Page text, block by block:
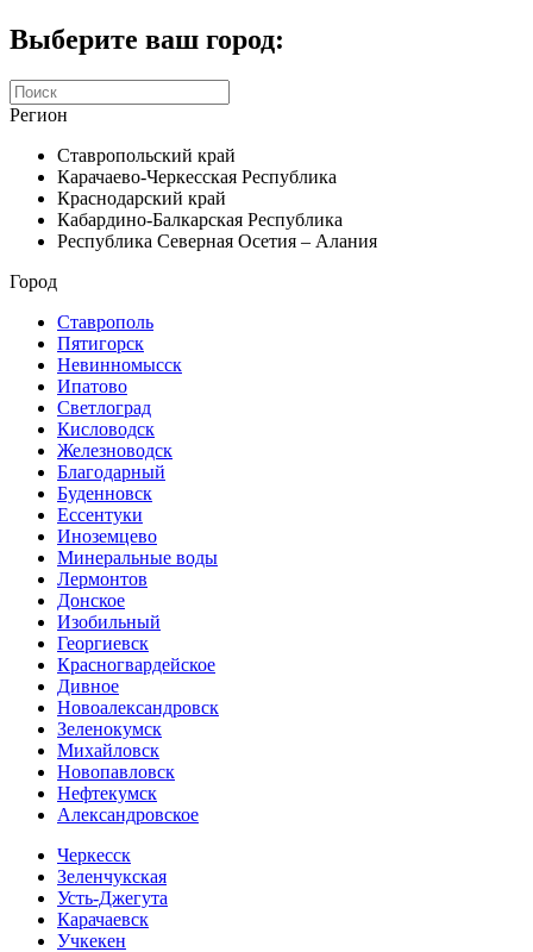
Выберите ваш город:
Регион
Ставропольский край
Карачаево-Черкесская Республика
Краснодарский край
Кабардино-Балкарская Республика
Республика Северная Осетия – Алания
Город
Ставрополь
Пятигорск
Невинномысск
Ипатово
Светлоград
Кисловодск
Железноводск
Благодарный
Буденновск
Ессентуки
Иноземцево
Минеральные воды
Лермонтов
Донское
Изобильный
Георгиевск
Красногвардейское
Дивное
Новоалександровск
Зеленокумск
Михайловск
Новопавловск
Нефтекумск
Александровское
Черкесск
Зеленчукская
Усть-Джегута
Карачаевск
Учкекен